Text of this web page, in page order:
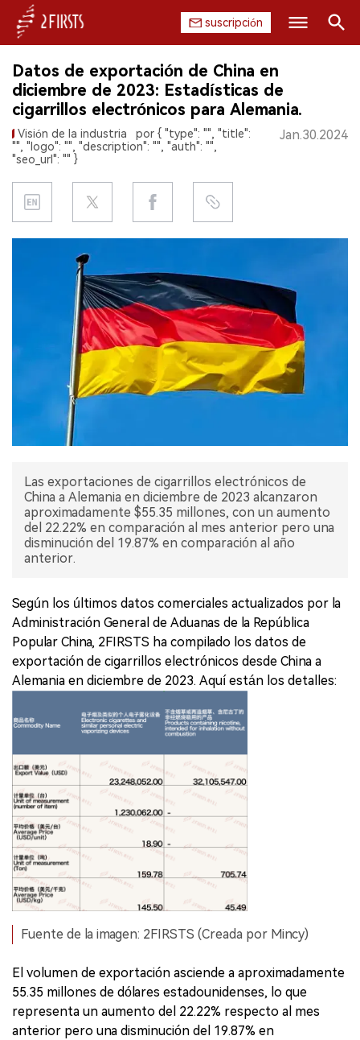
suscripción
INICIO
EMPRESA
PRODUCTO
REGULACIÓN
CHINA
EXPOSICIÓN
ENTREVISTA
Datos de exportación de China en
diciembre de 2023: Estadísticas de
cigarrillos electrónicos para Alemania.
Visión de la industria
por { "type": "", "title":
"", "logo": "", "description": "", "auth": "",
"seo_url": "" }
Jan.30.2024
Las exportaciones de cigarrillos electrónicos de
China a Alemania en diciembre de 2023 alcanzaron
aproximadamente $55.35 millones, con un aumento
del 22.22% en comparación al mes anterior pero una
disminución del 19.87% en comparación al año
anterior.
Según los últimos datos comerciales actualizados por la
Administración General de Aduanas de la República
Popular China, 2FIRSTS ha compilado los datos de
exportación de cigarrillos electrónicos desde China a
Alemania en diciembre de 2023. Aquí están los detalles:
Fuente de la imagen: 2FIRSTS (Creada por Mincy)
El volumen de exportación asciende a aproximadamente
55.35 millones de dólares estadounidenses, lo que
representa un aumento del 22.22% respecto al mes
anterior pero una disminución del 19.87% en